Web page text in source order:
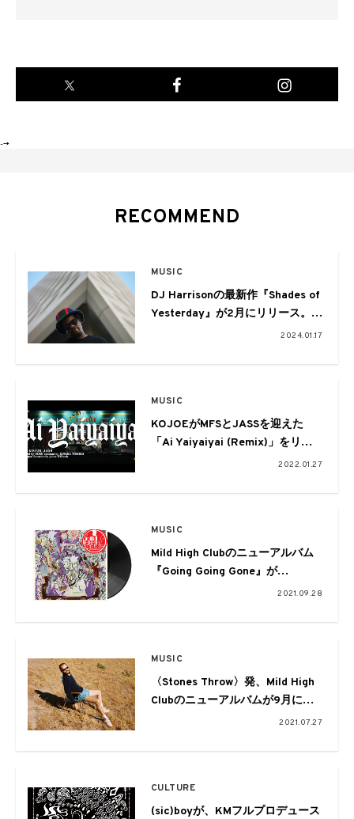
-->
RECOMMEND
MUSIC
DJ Harrisonの最新作『Shades of
Yesterday』が2月にリリース。収
2024.01.17
MUSIC
KOJOEがMFSとJASSを迎えた
「Ai Yaiyaiyai (Remix)」をリリ
2022.01.27
MUSIC
Mild High Clubのニューアルバム
『Going Going Gone』が
〈Stones Throw〉よりリリース、
メーションMVも公開
2021.09.28
MUSIC
〈Stones Throw〉発、Mild High
Clubのニューアルバムが9月に発
売、先行シングル「Me Myself
2021.07.27
CULTURE
(sic)boyが、KMフルプロデュース